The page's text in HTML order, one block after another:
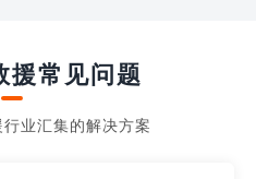
援常见问题
业汇集的解决方案